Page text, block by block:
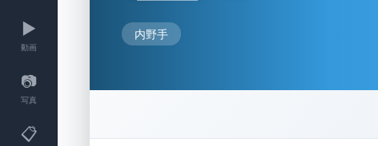
▶️
動画
📷
写真
📋
内野手